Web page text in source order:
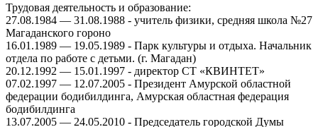
Трудовая деятельность и образование:
27.08.1984 — 31.08.1988 - учитель физики, средняя школа №27
Магаданского гороно
16.01.1989 — 19.05.1989 - Парк культуры и отдыха. Начальник
отдела по работе с детьми. (г. Магадан)
20.12.1992 — 15.01.1997 - директор СТ «КВИНТЕТ»
07.02.1997 — 12.07.2005 - Президент Амурской областной
федерации бодибилдинга, Амурская областная федерация
бодибилдинга
13.07.2005 — 24.05.2010 - Председатель городской Думы